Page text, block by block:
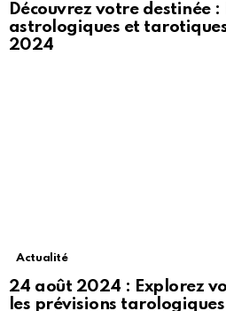
Découvrez votre destinée :
astrologiques et
2024
Actualité
24 août 2024 : Explorez
les prévisions